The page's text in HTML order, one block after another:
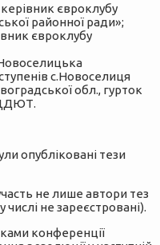
євроклубу
районної ради»;
євроклубу
с.Новоселиця
обл., гурток
ЦДЮТ.
опубліковані тези
не лише автори тез
числі не зареєстровані).
конференції